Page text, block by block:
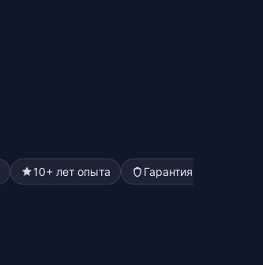
10+ лет опыта Гарантия до 5 лет